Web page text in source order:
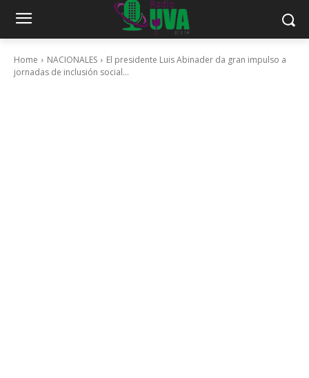
Home NACIONALES
El presidente Luis Abinader da gran impulso a
jornadas de inclusión social...